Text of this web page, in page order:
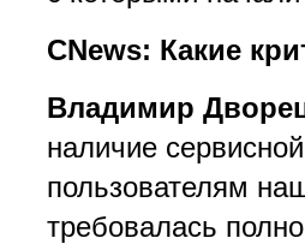
CNews: Какие
Владимир
наличие
пользователям
требовалась